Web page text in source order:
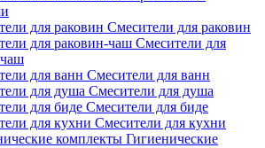
Смесители для раковин
Смесители для
Смесители для ванн
Смесители для душа
Смесители для биде
Смесители для кухни
Гигиенические